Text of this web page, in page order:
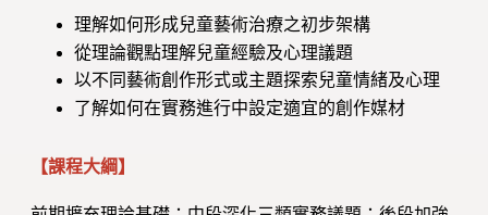
理解如何形成兒童藝術治療之初步架構
從理論觀點理解兒童經驗及心理議題
以不同藝術創作形式或主題探索兒童情緒及心理
了解如何在實務進行中設定適宜的創作媒材
【課程大綱】